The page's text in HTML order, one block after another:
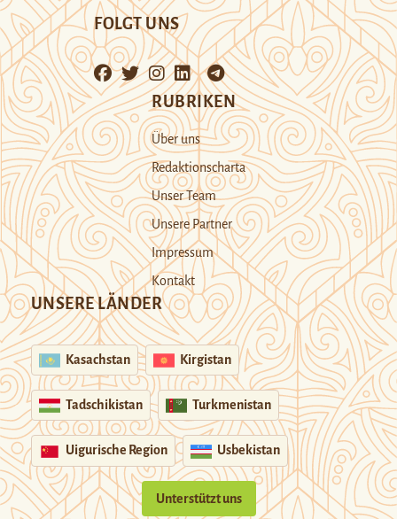
FOLGT UNS
RUBRIKEN
Über uns
Redaktionscharta
Unser Team
Unsere Partner
Impressum
Kontakt
UNSERE LÄNDER
Kasachstan Kirgistan
Tadschikistan Turkmenistan
Uigurische Region Usbekistan
Unterstützt uns